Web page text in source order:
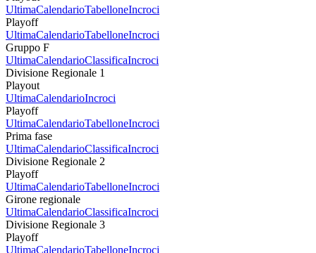
UltimaCalendarioTabelloneIncroci
Playoff
UltimaCalendarioTabelloneIncroci
Gruppo F
UltimaCalendarioClassificaIncroci
Divisione Regionale 1
Playout
UltimaCalendarioIncroci
Playoff
UltimaCalendarioTabelloneIncroci
Prima fase
UltimaCalendarioClassificaIncroci
Divisione Regionale 2
Playoff
UltimaCalendarioTabelloneIncroci
Girone regionale
UltimaCalendarioClassificaIncroci
Divisione Regionale 3
Playoff
UltimaCalendarioTabelloneIncroci